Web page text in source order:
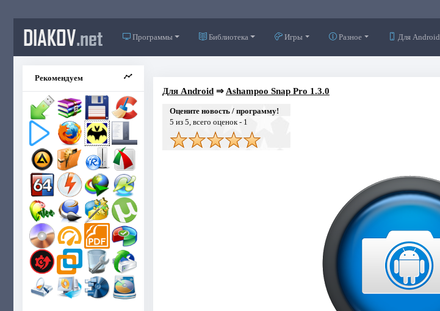
DIAKOV.net Программы Библиотека Игры Разное Для Android
Рекомендуем
Для Android⇒ Ashampoo Snap Pro 1.3.0
Оцените новость / программу!
5 из 5, всего оценок - 1